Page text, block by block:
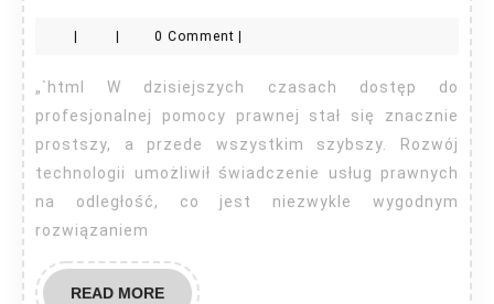
online
lubelskie
| | 0 Comment |
„`html W dzisiejszych czasach dostęp do
profesjonalnej pomocy prawnej stał się znacznie
prostszy, a przede wszystkim szybszy. Rozwój
technologii umożliwił świadczenie usług prawnych
na odległość, co jest niezwykle wygodnym
rozwiązaniem
READ MOREREAD